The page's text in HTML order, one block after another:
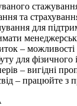
та
для
–
для фізичного
– вигідні
– працюйте з